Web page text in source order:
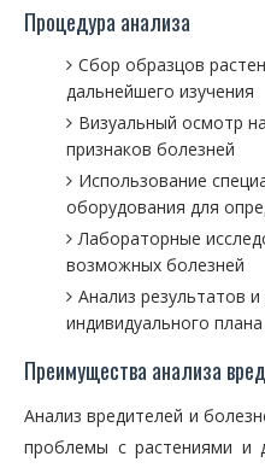
Процедура анализа
Сбор образцов
дальнейшего изучения
Визуальный осмотр
признаков болезней
Использование
оборудования для
Лабораторные
возможных болезней
Анализ результатов
индивидуального
Преимущества анализа
Анализ вредителей и
проблемы с растениями и